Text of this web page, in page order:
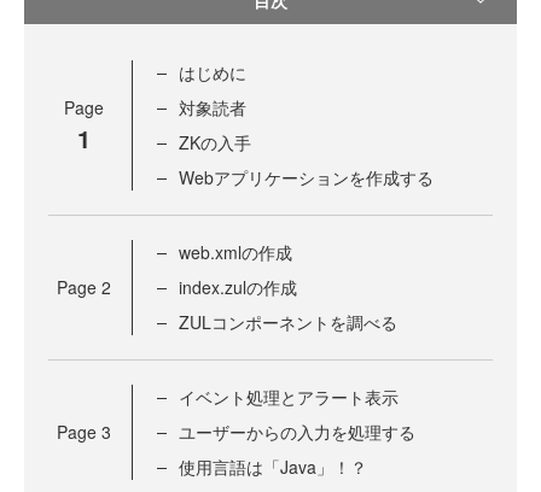
Page
1
はじめに
対象読者
ZKの入手
Webアプリケーションを作成する
Page 2
web.xmlの作成
index.zulの作成
ZULコンポーネントを調べる
Page 3
イベント処理とアラート表示
ユーザーからの入力を処理する
使用言語は「Java」！？